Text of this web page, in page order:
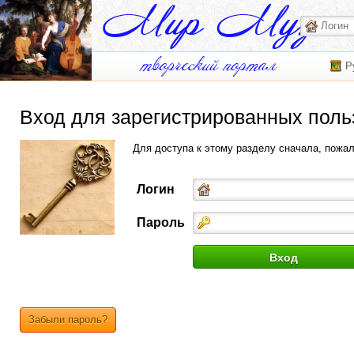
Вход для зарегистрированных
Для доступа к этому разделу сначала,
Логин
Пароль
Забыли пароль?